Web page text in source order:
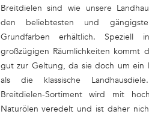
Breitdielen sind wie unsere
den beliebtesten und
Grundfarben erhältlich. Speziell
großzügigen Räumlichkeiten kommt
gut zur Geltung, da sie doch um ein
als die klassische
Breitdielen-Sortiment wird mit
Naturölen veredelt und ist daher